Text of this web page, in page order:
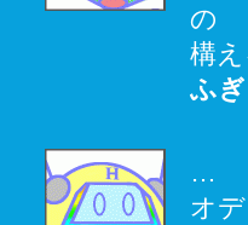
の
構
ふ
…
オ